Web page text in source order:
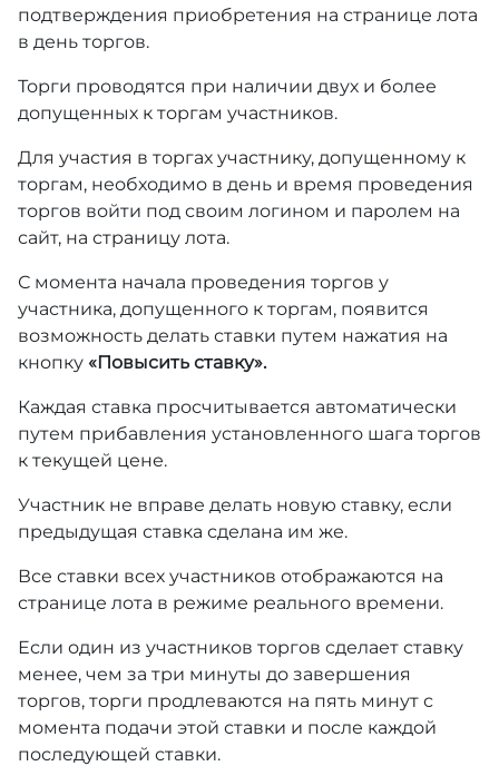
подтверждения приобретения на странице лота
в день торгов.
Торги проводятся при наличии двух и более
допущенных к торгам участников.
Для участия в торгах участнику, допущенному к
торгам, необходимо в день и время проведения
торгов войти под своим логином и паролем на
сайт, на страницу лота.
С момента начала проведения торгов у
участника, допущенного к торгам, появится
возможность делать ставки путем нажатия на
кнопку «Повысить ставку».
Каждая ставка просчитывается автоматически
путем прибавления установленного шага торгов
к текущей цене.
Участник не вправе делать новую ставку, если
предыдущая ставка сделана им же.
Все ставки всех участников отображаются на
странице лота в режиме реального времени.
Если один из участников торгов сделает ставку
менее, чем за три минуты до завершения
торгов, торги продлеваются на пять минут с
момента подачи этой ставки и после каждой
последующей ставки.